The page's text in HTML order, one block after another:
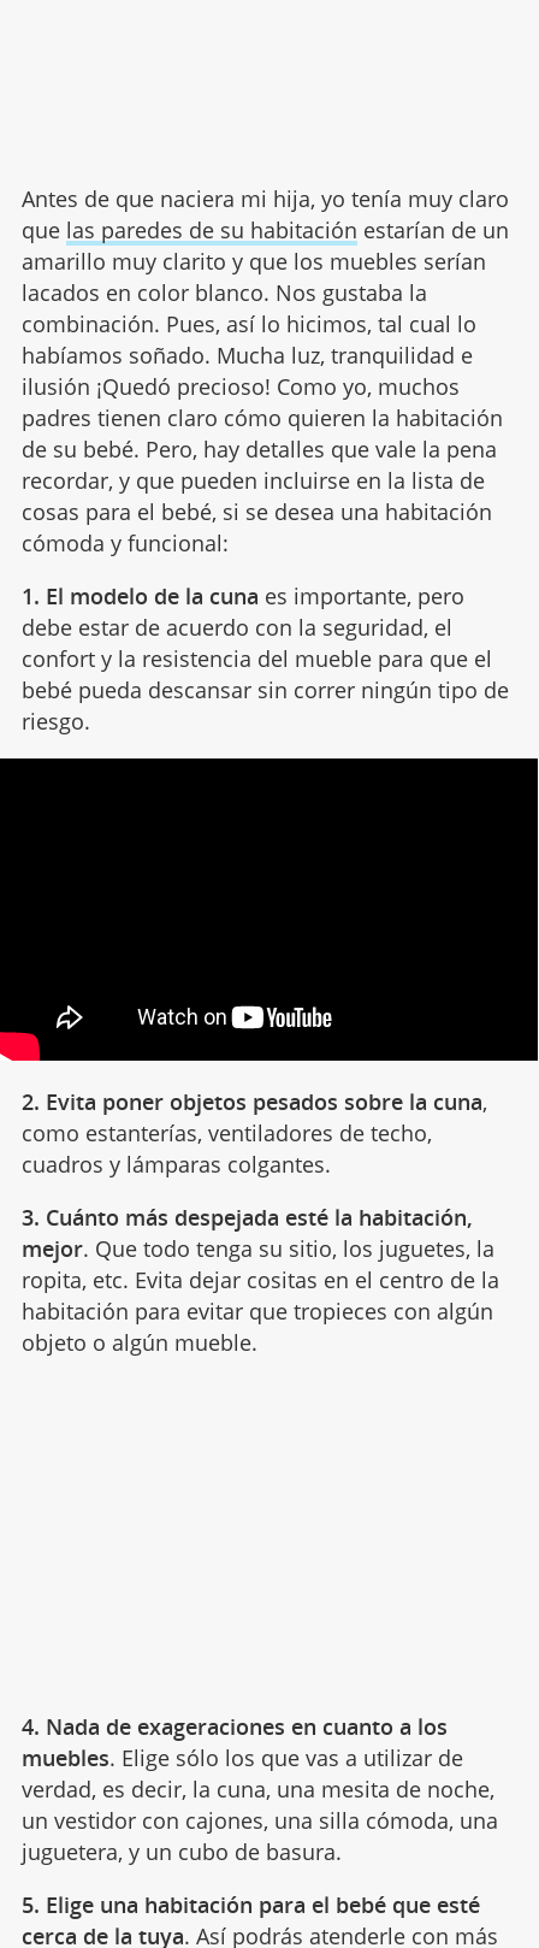
Antes de que naciera mi hija, yo tenía muy claro
que las paredes de su habitación estarían de un
amarillo muy clarito y que los muebles serían
lacados en color blanco. Nos gustaba la
combinación. Pues, así lo hicimos, tal cual lo
habíamos soñado. Mucha luz, tranquilidad e
ilusión ¡Quedó precioso! Como yo, muchos
padres tienen claro cómo quieren la habitación
de su bebé. Pero, hay detalles que vale la pena
recordar, y que pueden incluirse en la lista de
cosas para el bebé, si se desea una habitación
cómoda y funcional:
1. El modelo de la cuna es importante, pero
debe estar de acuerdo con la seguridad, el
confort y la resistencia del mueble para que el
bebé pueda descansar sin correr ningún tipo de
riesgo.
2. Evita poner objetos pesados sobre la cuna,
como estanterías, ventiladores de techo,
cuadros y lámparas colgantes.
3. Cuánto más despejada esté la habitación,
mejor. Que todo tenga su sitio, los juguetes, la
ropita, etc. Evita dejar cositas en el centro de la
habitación para evitar que tropieces con algún
objeto o algún mueble.
4. Nada de exageraciones en cuanto a los
muebles. Elige sólo los que vas a utilizar de
verdad, es decir, la cuna, una mesita de noche,
un vestidor con cajones, una silla cómoda, una
juguetera, y un cubo de basura.
5. Elige una habitación para el bebé que esté
cerca de la tuya. Así podrás atenderle con más